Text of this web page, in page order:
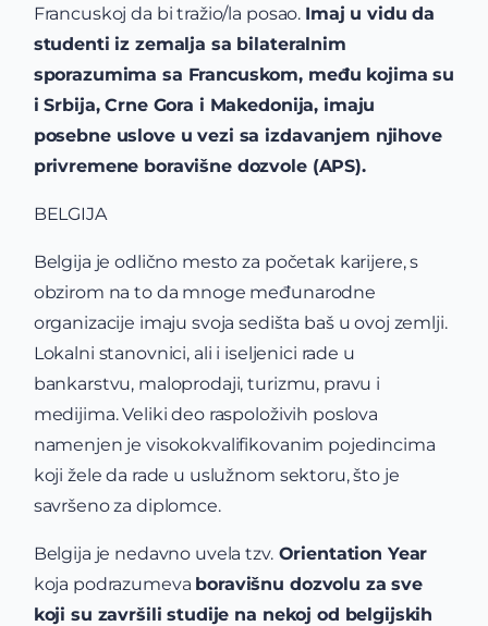
Francuskoj da bi tražio/la posao. Imaj u vidu da
studenti iz zemalja sa bilateralnim
sporazumima sa Francuskom, među kojima su
i Srbija, Crne Gora i Makedonija, imaju
posebne uslove u vezi sa izdavanjem njihove
privremene boravišne dozvole (APS).
BELGIJA
Belgija je odlično mesto za početak karijere, s
obzirom na to da mnoge međunarodne
organizacije imaju svoja sedišta baš u ovoj zemlji.
Lokalni stanovnici, ali i iseljenici rade u
bankarstvu, maloprodaji, turizmu, pravu i
medijima. Veliki deo raspoloživih poslova
namenjen je visokokvalifikovanim pojedincima
koji žele da rade u uslužnom sektoru, što je
savršeno za diplomce.
Belgija je nedavno uvela tzv.Orientation Year
koja podrazumeva boravišnu dozvolu za sve
koji su završili studije na nekoj od belgijskih